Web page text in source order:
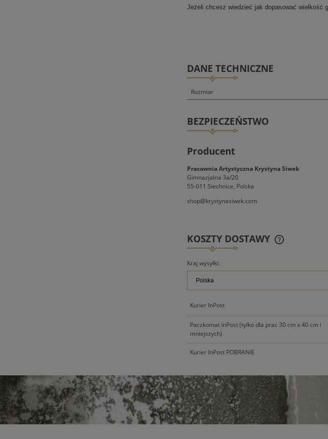
Jeżeli chcesz wiedzieć jak dopasować wielkość
DANE TECHNICZNE
Rozmiar
BEZPIECZEŃSTWO
Producent
Pracownia Artystyczna Krystyna Siwek
Gimnazjalna 3a/20
55-011 Siechnice, Polska
shop@krystynasiwek.com
KOSZTY DOSTAWY
KOSZTÓW
Kraj wysyłki:
Kurier InPost
Paczkomat InPost (tylko dla prac 30 cm x 40 cm i
mniejszych)
Kurier InPost POBRANIE